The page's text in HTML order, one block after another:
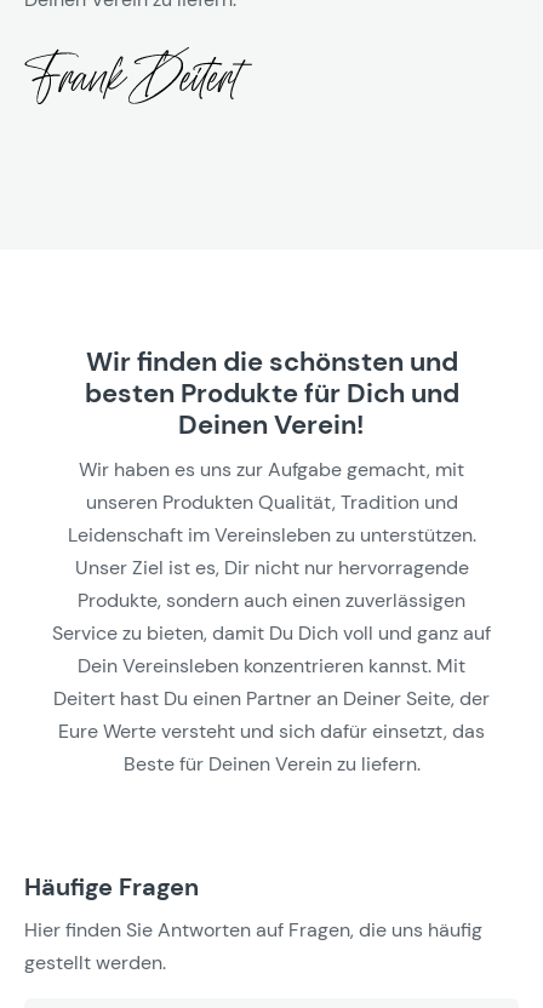
Wir finden die schönsten und
besten Produkte für Dich und
Deinen Verein!
Wir haben es uns zur Aufgabe gemacht, mit
unseren Produkten Qualität, Tradition und
Leidenschaft im Vereinsleben zu unterstützen.
Unser Ziel ist es, Dir nicht nur hervorragende
Produkte, sondern auch einen zuverlässigen
Service zu bieten, damit Du Dich voll und ganz auf
Dein Vereinsleben konzentrieren kannst. Mit
Deitert hast Du einen Partner an Deiner Seite, der
Eure Werte versteht und sich dafür einsetzt, das
Beste für Deinen Verein zu liefern.
Häufige Fragen
Hier finden Sie Antworten auf Fragen, die uns häufig
gestellt werden.